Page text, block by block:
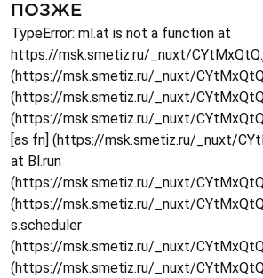
ПОЗЖЕ
TypeError: ml.at is not a function at
https://msk.smetiz.ru/_nuxt/
(https://msk.smetiz.ru/_nuxt/
(https://msk.smetiz.ru/_nuxt/
(https://msk.smetiz.ru/_nuxt/
[as fn] (https://msk.smetiz.ru/_nuxt/
at Bl.run
(https://msk.smetiz.ru/_nuxt/
(https://msk.smetiz.ru/_nuxt/
s.scheduler
(https://msk.smetiz.ru/_nuxt/
(https://msk.smetiz.ru/_nuxt/